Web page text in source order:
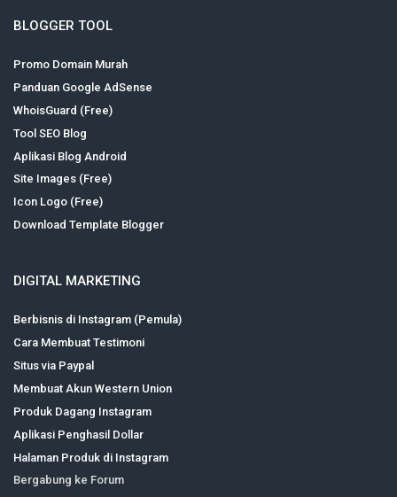
BLOGGER TOOL
Promo Domain Murah
Panduan Google AdSense
WhoisGuard (Free)
Tool SEO Blog
Aplikasi Blog Android
Site Images (Free)
Icon Logo (Free)
Download Template Blogger
DIGITAL MARKETING
Berbisnis di Instagram (Pemula)
Cara Membuat Testimoni
Situs via Paypal
Membuat Akun Western Union
Produk Dagang Instagram
Aplikasi Penghasil Dollar
Halaman Produk di Instagram
Bergabung ke Forum